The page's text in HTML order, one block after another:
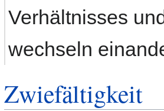
Verhältnisses
wechseln
Zwiefältigkeit